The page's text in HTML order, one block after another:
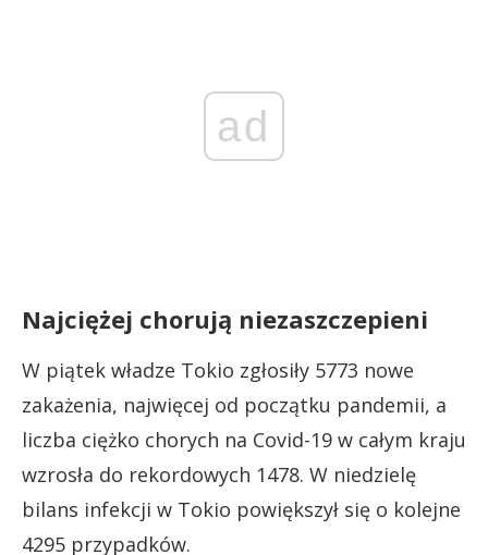
ad
Najciężej chorują niezaszczepieni
W piątek władze Tokio zgłosiły 5773 nowe
zakażenia, najwięcej od początku pandemii, a
liczba ciężko chorych na Covid-19 w całym kraju
wzrosła do rekordowych 1478. W niedzielę
bilans infekcji w Tokio powiększył się o kolejne
4295 przypadków.